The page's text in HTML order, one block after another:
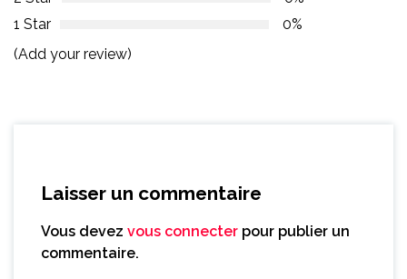
1 Star
0%
(Add your review)
Laisser un commentaire
Vous devez vous connecter pour publier un
commentaire.